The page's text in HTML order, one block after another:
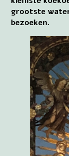
grootste
bezoeken.